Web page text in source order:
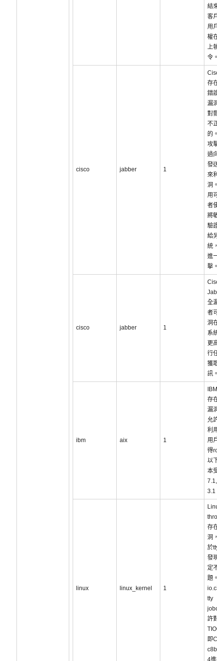
結
客
用
權
上
令
cisco jabber 1
存
錯
漏
對
不
的
攻
過
發
來
洞
用
者
將
驗
給
統
進
擊
cisco jabber 1
全
者
洞
系
更
行
獲
訊
ibm aix 1
存
漏
允
利
用
得
以
本
3.1
linux linux_kernel 1
存
洞
於
發
定
題
tty
許
即
4